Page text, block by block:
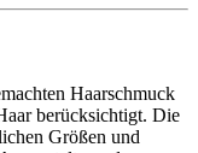
Haarschmuck
berücksichtigt. Die
Größen und